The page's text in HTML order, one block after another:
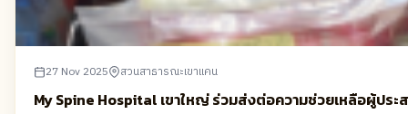
27 Nov 2025 สวนสาธารณะเขาแคน
My Spine Hospital เขาใหญ่ ร่วมส่งต่อความช่วยเหลือผู้ปร